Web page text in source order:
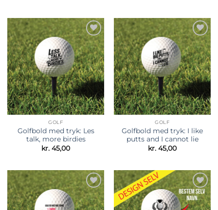
Tilføj til
ønskeliste
GOLF
Golfbold med tryk: Les
talk, more birdies
kr. 45,00
Tilføj til
ønskeliste
GOLF
Golfbold med tryk: I like
putts and I cannot lie
kr. 45,00
Tilføj til
ønskeliste
Tilføj til
ønskeliste